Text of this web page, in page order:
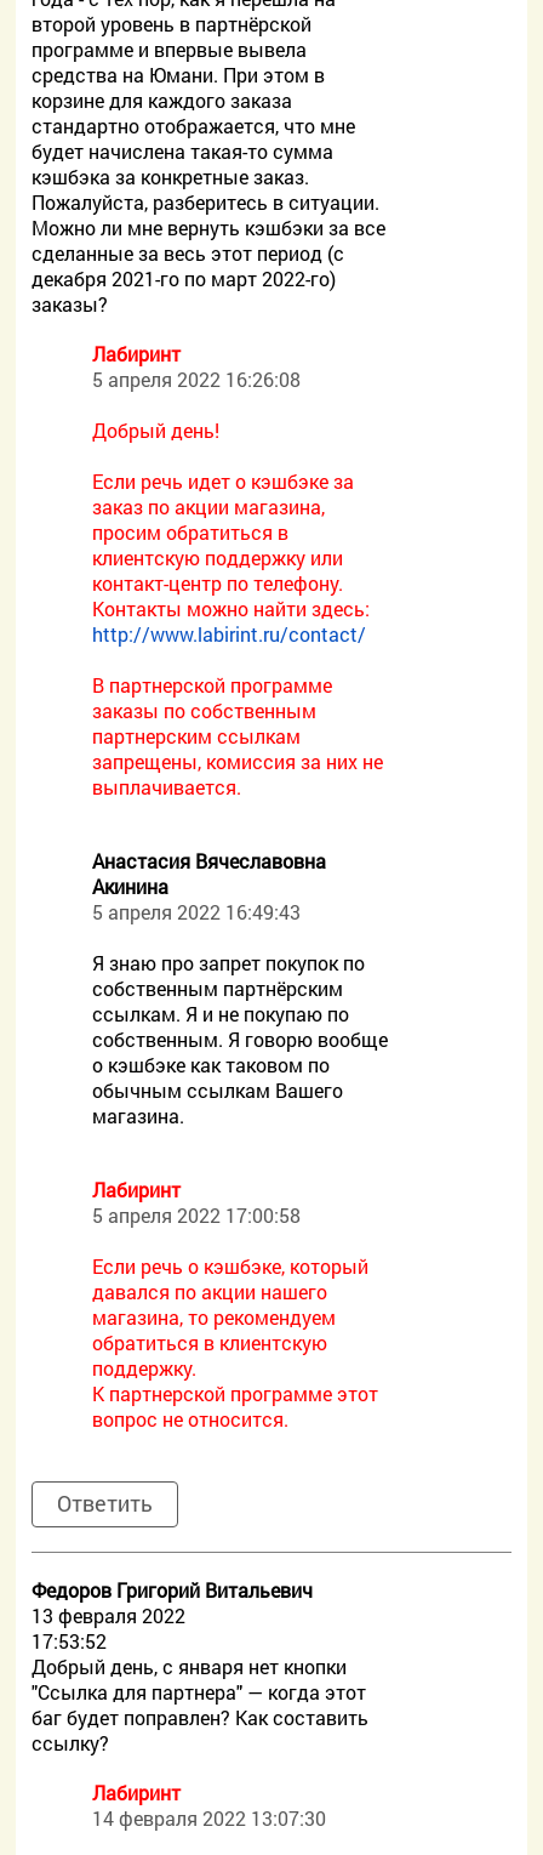
второй уровень в партнёрской
программе и впервые вывела
средства на Юмани. При этом в
корзине для каждого заказа
стандартно отображается, что мне
будет начислена такая-то сумма
кэшбэка за конкретные заказ.
Пожалуйста, разберитесь в ситуации.
Можно ли мне вернуть кэшбэки за все
сделанные за весь этот период (с
декабря 2021-го по март 2022-го)
заказы?
Лабиринт
5 апреля 2022 16:26:08
Добрый день!
Если речь идет о кэшбэке за
заказ по акции магазина,
просим обратиться в
клиентскую поддержку или
контакт-центр по телефону.
Контакты можно найти здесь:
http://www.labirint.ru/contact/
В партнерской программе
заказы по собственным
партнерским ссылкам
запрещены, комиссия за них не
выплачивается.
Анастасия Вячеславовна
Акинина
5 апреля 2022 16:49:43
Я знаю про запрет покупок по
собственным партнёрским
ссылкам. Я и не покупаю по
собственным. Я говорю вообще
о кэшбэке как таковом по
обычным ссылкам Вашего
магазина.
Лабиринт
5 апреля 2022 17:00:58
Если речь о кэшбэке, который
давался по акции нашего
магазина, то рекомендуем
обратиться в клиентскую
поддержку.
К партнерской программе этот
вопрос не относится.
Ответить
Федоров Григорий Витальевич
13 февраля 2022
17:53:52
Добрый день, с января нет кнопки
"Ссылка для партнера" — когда этот
баг будет поправлен? Как составить
ссылку?
Лабиринт
14 февраля 2022 13:07:30